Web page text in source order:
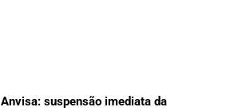
Anvisa: suspensão imediata da